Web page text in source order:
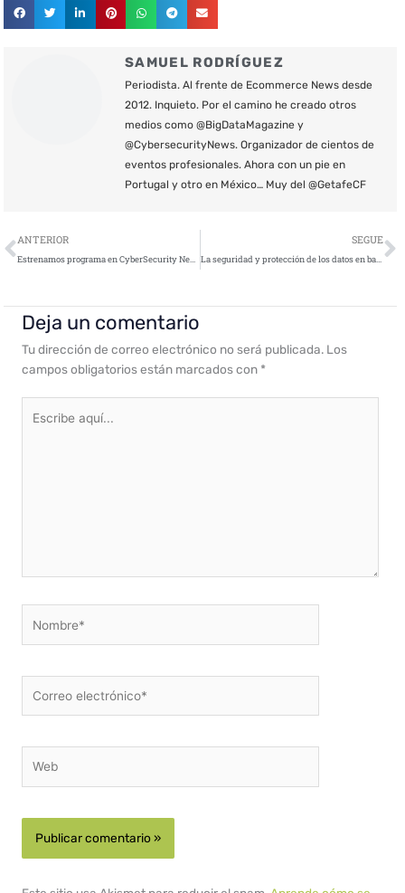
SAMUEL RODRÍGUEZ
Periodista. Al frente de Ecommerce News desde
2012. Inquieto. Por el camino he creado otros
medios como @BigDataMagazine y
@CybersecurityNews. Organizador de cientos de
eventos profesionales. Ahora con un pie en
Portugal y otro en México… Muy del @GetafeCF
Ant
ANTERIOR
Estrenamos programa en CyberSecurity News: #CyberCoffee01 con Carlos Seisdedos
SEGUE
La seguridad y protección de los datos en base al GDPR, motor del mercado printing en España
Deja un comentario
Tu dirección de correo electrónico no será publicada. Los
campos obligatorios están marcados con *
aquí...
electrónico*